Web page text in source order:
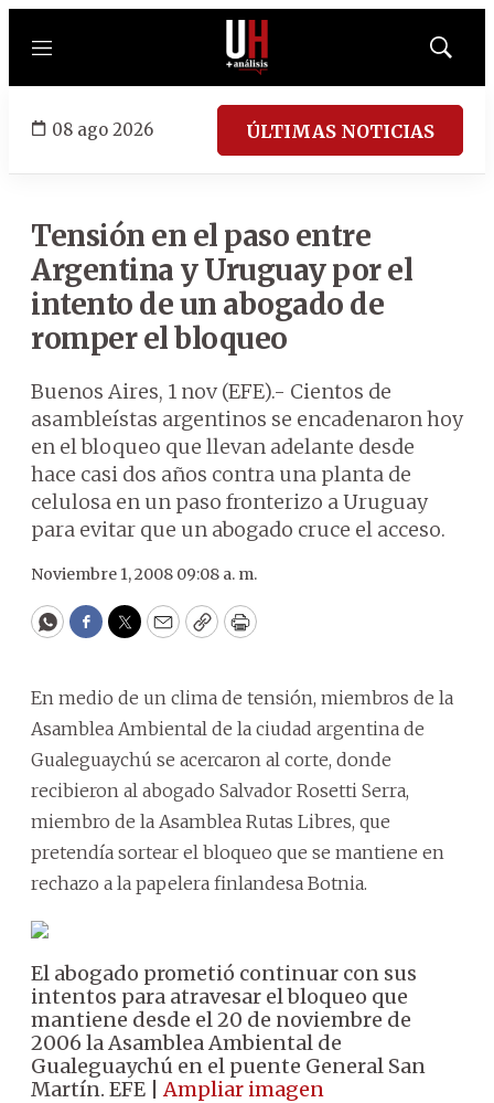
Menú
Mostrar
08 ago 2026 ÚLTIMAS NOTICIAS
Tensión en el paso entre
Argentina y Uruguay por el
intento de un abogado de
romper el bloqueo
Buenos Aires, 1 nov (EFE).- Cientos de
asambleístas argentinos se encadenaron hoy
en el bloqueo que llevan adelante desde
hace casi dos años contra una planta de
celulosa en un paso fronterizo a Uruguay
para evitar que un abogado cruce el acceso.
Noviembre 1, 2008 09:08 a. m.
WhatsApp
Facebook
Twitter
EmailCopyPrint
En medio de un clima de tensión, miembros de la
Asamblea Ambiental de la ciudad argentina de
Gualeguaychú se acercaron al corte, donde
recibieron al abogado Salvador Rosetti Serra,
miembro de la Asamblea Rutas Libres, que
pretendía sortear el bloqueo que se mantiene en
rechazo a la papelera finlandesa Botnia.
El abogado prometió continuar con sus
intentos para atravesar el bloqueo que
mantiene desde el 20 de noviembre de
2006 la Asamblea Ambiental de
Gualeguaychú en el puente General San
Martín. EFE |Ampliar imagen